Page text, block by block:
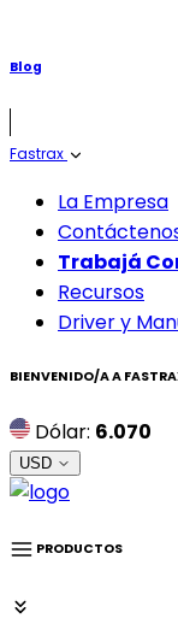
Blog
Fastrax
La Empresa
Trabajá
Recursos
Driver y
BIENVENIDO/A A
Dólar: 6.070
USD
PRODUCTOS